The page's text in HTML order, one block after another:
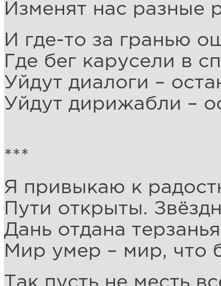
Изменят нас разные
И где-то за гранью
Где бег карусели в
Уйдут диалоги –
Уйдут дирижабли –
***
Я привыкаю к
Пути открыты.
Дань отдана
Мир умер – мир, что
Так пусть не месть